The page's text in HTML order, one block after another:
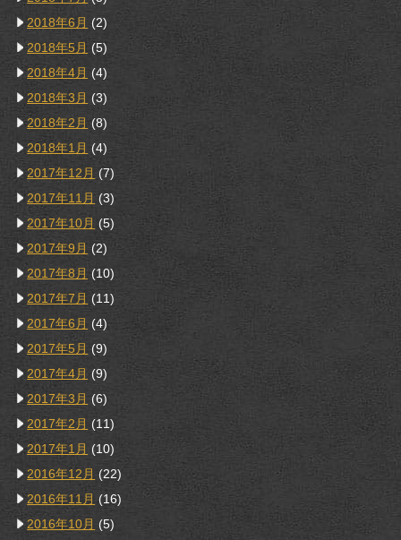
2018年6月 (2)
2018年5月 (5)
2018年4月 (4)
2018年3月 (3)
2018年2月 (8)
2018年1月 (4)
2017年12月 (7)
2017年11月 (3)
2017年10月 (5)
2017年9月 (2)
2017年8月 (10)
2017年7月 (11)
2017年6月 (4)
2017年5月 (9)
2017年4月 (9)
2017年3月 (6)
2017年2月 (11)
2017年1月 (10)
2016年12月 (22)
2016年11月 (16)
2016年10月 (5)